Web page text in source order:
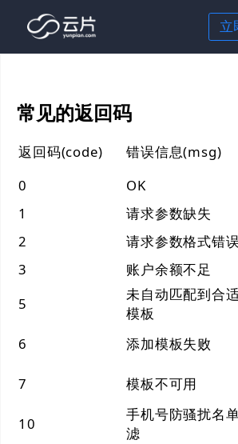
立
国内短信
私有化部署
身份认证
注册登录
电商行业
跨国企业
游戏行业
餐饮行业
云片研究院
关于我们
常见的返回码
返回码(code) 错误信息(msg)
0
OK
1
请求参数缺失
2
请求参数格式错
3
账户余额不足
5
未自动匹配到合
模板
6 添加模板失败
7
模板不可用
10
手机号防骚扰名
滤